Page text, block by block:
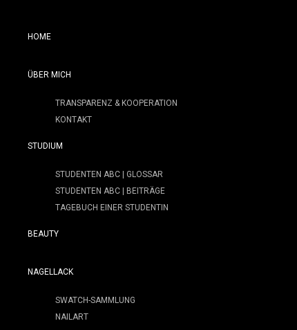
HOME
ÜBER MICH
TRANSPARENZ & KOOPERATION
KONTAKT
STUDIUM
STUDENTEN ABC | GLOSSAR
STUDENTEN ABC | BEITRÄGE
TAGEBUCH EINER STUDENTIN
BEAUTY
NAGELLACK
SWATCH-SAMMLUNG
NAILART